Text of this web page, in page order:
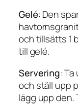
Gelé: Den
och tillsätts 1
till gelé.
Servering:
och ställ upp
lägg upp den.